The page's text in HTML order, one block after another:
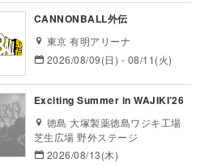
CANNONBALL外伝
東京 有明アリーナ
2026/08/09(日) - 08/11(火)
Exciting Summer in WAJIKI’26
徳島 大塚製薬徳島ワジキ工場
芝生広場 野外ステージ
2026/08/13(木)